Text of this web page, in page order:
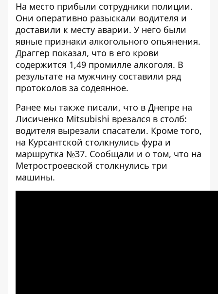
На место прибыли сотрудники полиции.
Они оперативно разыскали водителя и
доставили к месту аварии. У него были
явные признаки алкогольного опьянения.
Драггер показал, что в его крови
содержится 1,49 промилле алкоголя. В
результате на мужчину составили ряд
протоколов за содеянное.
Ранее мы также писали, что в Днепре на
Лисиченко Mitsubishi врезался в столб:
водителя вырезали спасатели. Кроме того,
на Курсантской столкнулись фура и
маршрутка №37. Сообщали и о том, что на
Метростроевской столкнулись три
машины.